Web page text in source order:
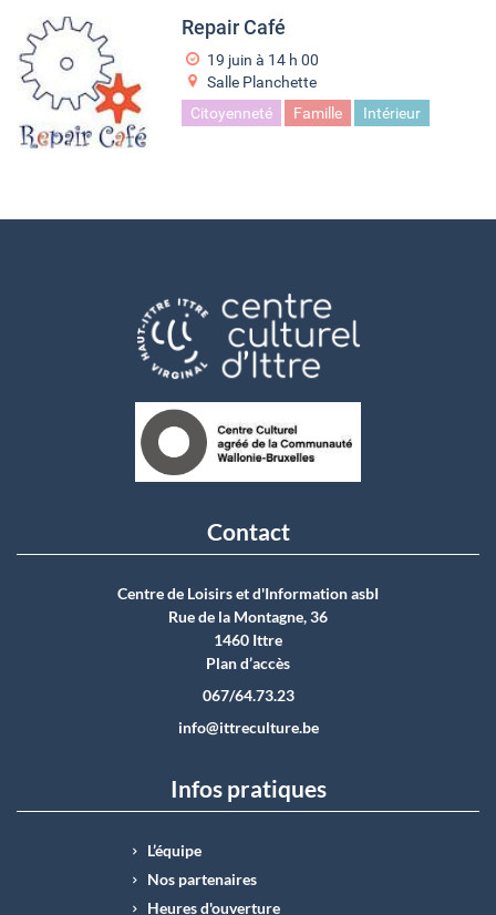
Repair Café
19 juin à 14 h 00
Salle Planchette
Citoyenneté
Famille Intérieur
Contact
Centre de Loisirs et d'Information asbI
Rue de la Montagne, 36
1460 Ittre
Plan d’accès
067/64.73.23
info@ittreculture.be
Infos pratiques
L’équipe
Nos partenaires
Heures d'ouverture